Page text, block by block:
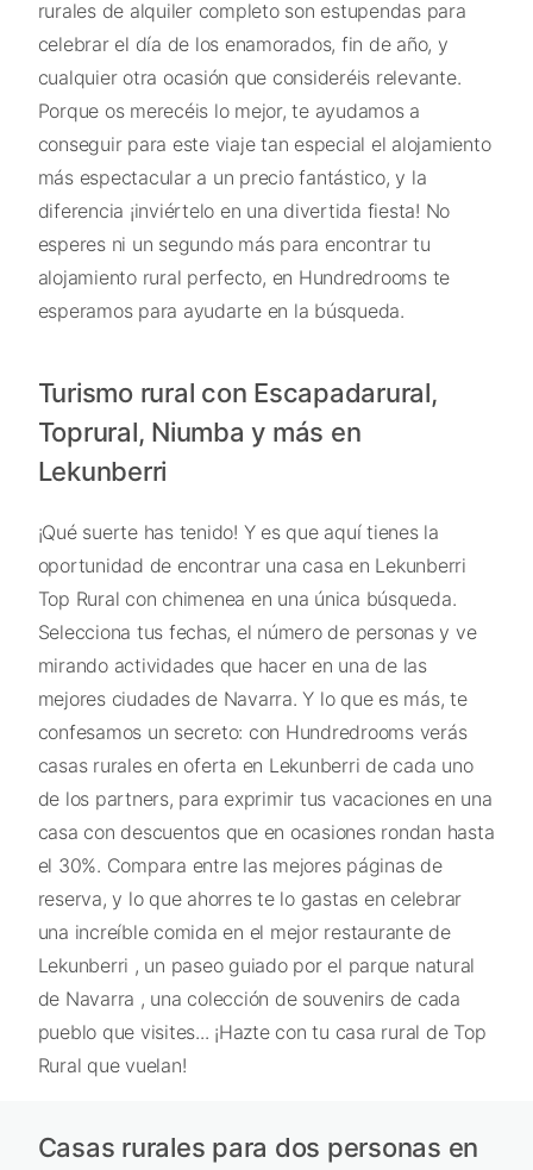
rurales de alquiler completo son estupendas para
celebrar el día de los enamorados, fin de año, y
cualquier otra ocasión que consideréis relevante.
Porque os merecéis lo mejor, te ayudamos a
conseguir para este viaje tan especial el alojamiento
más espectacular a un precio fantástico, y la
diferencia ¡inviértelo en una divertida fiesta! No
esperes ni un segundo más para encontrar tu
alojamiento rural perfecto, en Hundredrooms te
esperamos para ayudarte en la búsqueda.
Turismo rural con Escapadarural,
Toprural, Niumba y más en
Lekunberri
¡Qué suerte has tenido! Y es que aquí tienes la
oportunidad de encontrar una casa en Lekunberri
Top Rural con chimenea en una única búsqueda.
Selecciona tus fechas, el número de personas y ve
mirando actividades que hacer en una de las
mejores ciudades de Navarra. Y lo que es más, te
confesamos un secreto: con Hundredrooms verás
casas rurales en oferta en Lekunberri de cada uno
de los partners, para exprimir tus vacaciones en una
casa con descuentos que en ocasiones rondan hasta
el 30%. Compara entre las mejores páginas de
reserva, y lo que ahorres te lo gastas en celebrar
una increíble comida en el mejor restaurante de
Lekunberri , un paseo guiado por el parque natural
de Navarra , una colección de souvenirs de cada
pueblo que visites... ¡Hazte con tu casa rural de Top
Rural que vuelan!
Casas rurales para dos personas en